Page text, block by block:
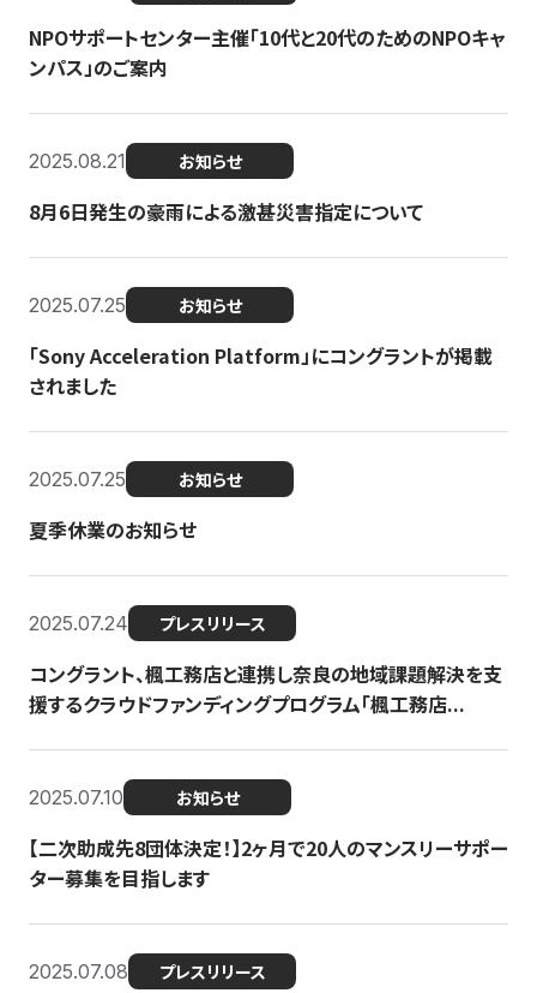
NPOサポートセンター主催「10代と20代のためのNPOキャ
ンパス」のご案内
2025.08.21 お知らせ
8月6日発生の豪雨による激甚災害指定について
2025.07.25 お知らせ
「Sony Acceleration Platform」にコングラントが掲載
されました
2025.07.25 お知らせ
夏季休業のお知らせ
2025.07.24 プレスリリース
コングラント、楓工務店と連携し奈良の地域課題解決を支
援するクラウドファンディングプログラム「楓工務店...
2025.07.10 お知らせ
【二次助成先8団体決定！】2ヶ月で20人のマンスリーサポー
ター募集を目指します
2025.07.08 プレスリリース